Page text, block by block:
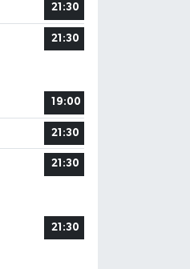
21:30
21:30
19:00
21:30
21:30
21:30